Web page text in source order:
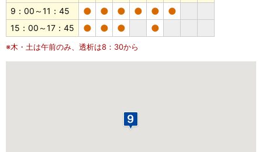
9：00～11：45
● ● ● ● ● ●
15：00～17：45 ● ● ● ●
※木・土は午前のみ、透析は8：30から